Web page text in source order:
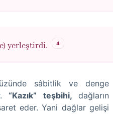
yerleştirdi. 4
sâbitlik ve denge
“Kazık” teşbihi,dağların
eder. Yani dağlar gelişi